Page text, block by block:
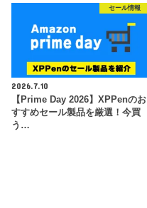
セール情報
2026.7.10
【Prime Day 2026】XPPenのお
すすめセール製品を厳選！今買
う…